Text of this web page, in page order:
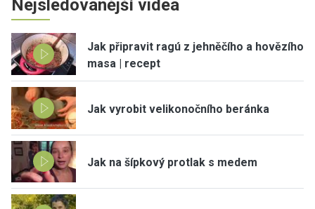
Nejsledovanější videa
Jak připravit ragú z jehněčího a hovězího
masa | recept
Jak vyrobit velikonočního beránka
Jak na šípkový protlak s medem